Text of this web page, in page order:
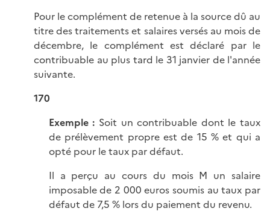
Pour le complément de retenue à la source dû au
titre des traitements et salaires versés au mois de
décembre, le complément est déclaré par le
contribuable au plus tard le 31 janvier de l'année
suivante.
170
Exemple : Soit un contribuable dont le taux
de prélèvement propre est de 15 % et qui a
opté pour le taux par défaut.
Il a perçu au cours du mois M un salaire
imposable de 2 000 euros soumis au taux par
défaut de 7,5 % lors du paiement du revenu.